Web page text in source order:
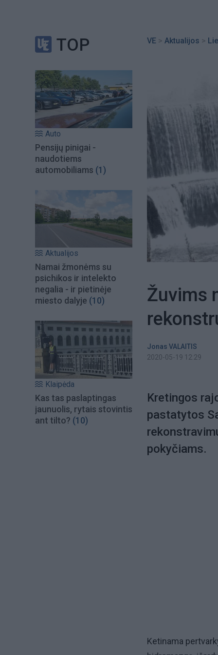
TOP
Auto
Pensijų pinigai -
naudotiems
automobiliams (1)
Aktualijos
Namai žmonėms su
psichikos ir intelekto
negalia - ir pietinėje
miesto dalyje (10)
Klaipėda
Kas tas paslaptingas
jaunuolis, rytais stovintis
ant tilto? (10)
VE > Aktualijos >
Žuvims
Jonas VALAITIS
2020-05-19 12:29
Kretingos
pastatytos
pokyčiams.
Ketinama